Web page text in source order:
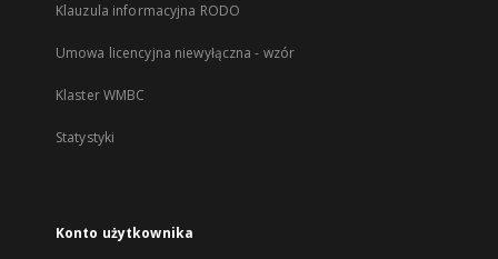
Klauzula informacyjna RODO
Umowa licencyjna niewyłączna - wzór
Klaster WMBC
Statystyki
Konto użytkownika